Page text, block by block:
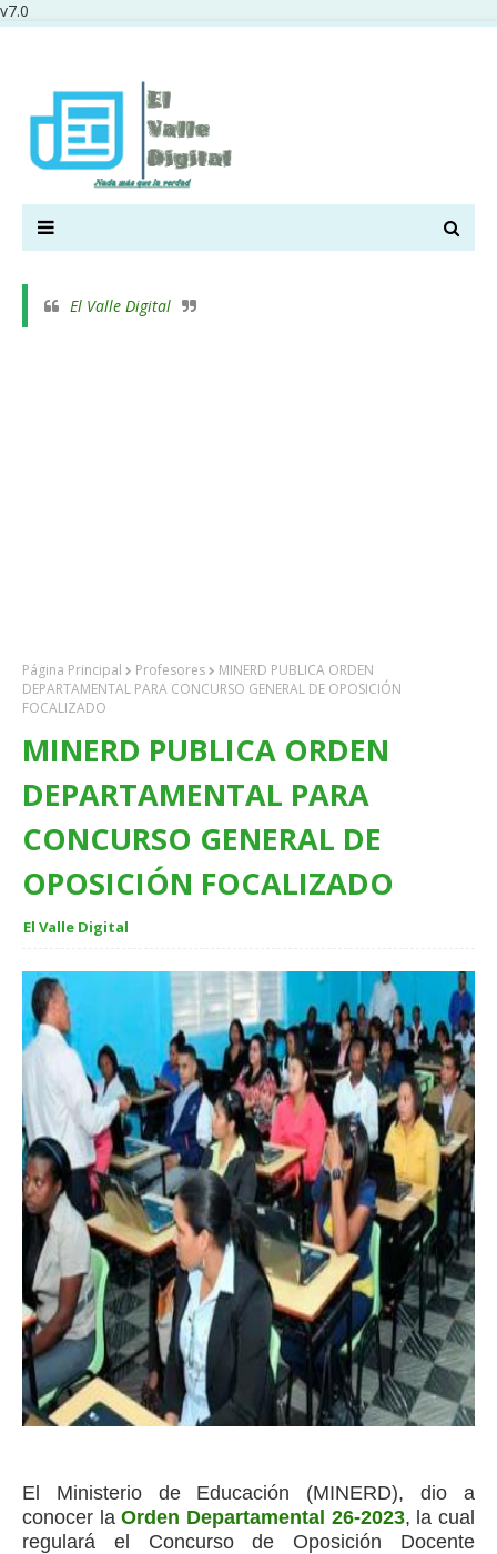
v7.0
El Valle Digital
Página Principal Profesores
MINERD PUBLICA ORDEN
DEPARTAMENTAL PARA CONCURSO GENERAL DE OPOSICIÓN
FOCALIZADO
MINERD PUBLICA ORDEN
DEPARTAMENTAL PARA
CONCURSO GENERAL DE
OPOSICIÓN FOCALIZADO
El Valle Digital
El Ministerio de Educación (MINERD), dio a
conocer laOrden Departamental 26-2023, la cual
regulará el Concurso de Oposición Docente